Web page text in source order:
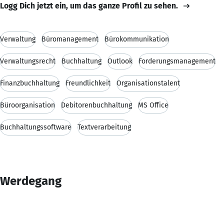
Logg Dich jetzt ein, um das ganze Profil zu sehen.
Verwaltung Büromanagement Bürokommunikation
Verwaltungsrecht Buchhaltung Outlook Forderungsmanagement
Finanzbuchhaltung Freundlichkeit Organisationstalent
Büroorganisation Debitorenbuchhaltung MS Office
Buchhaltungssoftware Textverarbeitung
Werdegang